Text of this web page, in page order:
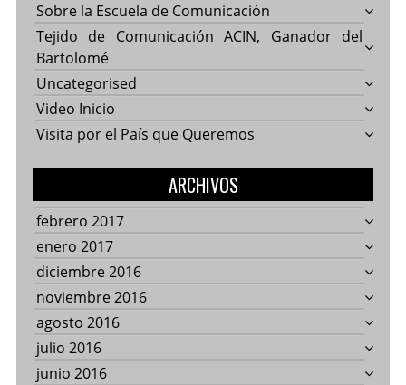
Sobre la Escuela de Comunicación
Tejido de Comunicación ACIN, Ganador del
Bartolomé
Uncategorised
Video Inicio
Visita por el País que Queremos
ARCHIVOS
febrero 2017
enero 2017
diciembre 2016
noviembre 2016
agosto 2016
julio 2016
junio 2016